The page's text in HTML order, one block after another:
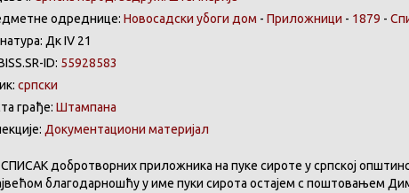
одреднице: Новосадски убоги дом - Приложници - 1879 -
Дк IV 21
ID: 55928583
српски
грађе: Штампана
Документациони материјал
добротворних приложника на пуке сироте у српској
благодарношћу у име пуки сирота остајем с поштовањем